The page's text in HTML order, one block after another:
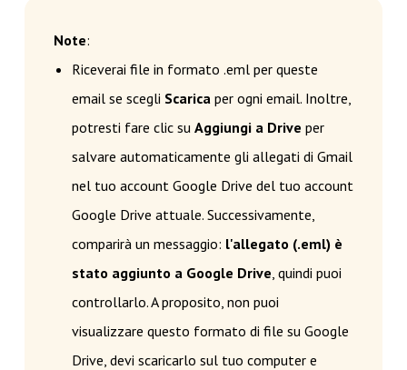
Note:
Riceverai file in formato .eml per queste
email se scegli Scarica per ogni email. Inoltre,
potresti fare clic su Aggiungi a Drive per
salvare automaticamente gli allegati di Gmail
nel tuo account Google Drive del tuo account
Google Drive attuale. Successivamente,
comparirà un messaggio: l'allegato (.eml) è
stato aggiunto a Google Drive , quindi puoi
controllarlo. A proposito, non puoi
visualizzare questo formato di file su Google
Drive, devi scaricarlo sul tuo computer e